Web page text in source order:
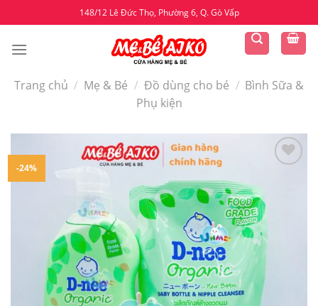
to
content
148/12 Lê Đức Thọ, Phường 6, Q. Gò Vấp
Trang chủ / Mẹ & Bé / Đồ dùng cho bé / Bình Sữa &
Phụ kiện
-24%